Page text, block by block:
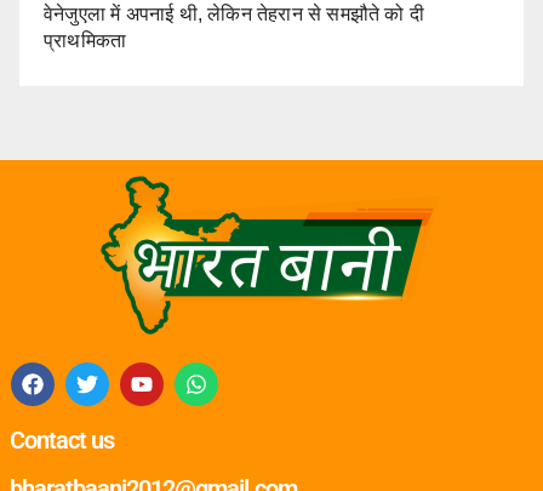
वेनेजुएला में अपनाई थी, लेकिन तेहरान से समझौते को दी
प्राथमिकता
Contact us